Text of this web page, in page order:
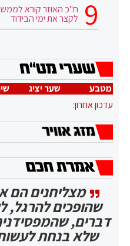
ח"כ האוזר קורא
לקצר את ימי הבידוד
מטבע שער יציג
עדכון אחרון:
מצליחנים הם
שהופכים להרגל,
דברים,
שלא בנחת